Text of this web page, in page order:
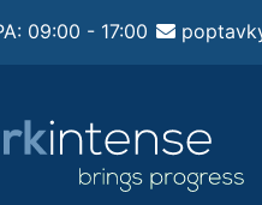
09:00 - 17:00
Pondělí - Pátek
Sobota a Neděle -